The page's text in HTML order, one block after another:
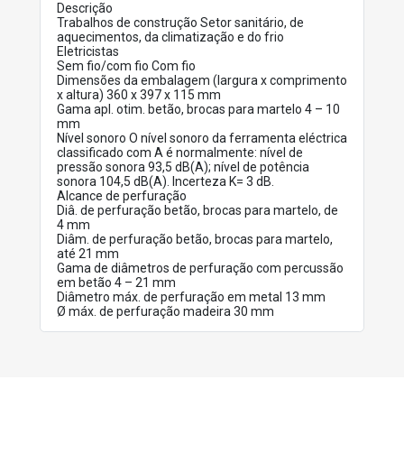
Descrição
Trabalhos de construção Setor sanitário, de
aquecimentos, da climatização e do frio
Eletricistas
Sem fio/com fio Com fio
Dimensões da embalagem (largura x comprimento
x altura) 360 x 397 x 115 mm
Gama apl. otim. betão, brocas para martelo 4 – 10
mm
Nível sonoro O nível sonoro da ferramenta eléctrica
classificado com A é normalmente: nível de
pressão sonora 93,5 dB(A); nível de potência
sonora 104,5 dB(A). Incerteza K= 3 dB.
Alcance de perfuração
Diâ. de perfuração betão, brocas para martelo, de
4 mm
Diâm. de perfuração betão, brocas para martelo,
até 21 mm
Gama de diâmetros de perfuração com percussão
em betão 4 – 21 mm
Diâmetro máx. de perfuração em metal 13 mm
Ø máx. de perfuração madeira 30 mm